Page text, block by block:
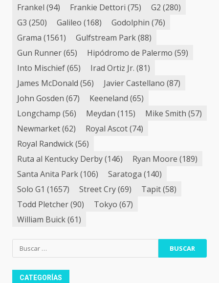
Frankel (94) Frankie Dettori (75) G2 (280)
G3 (250) Galileo (168) Godolphin (76)
Grama (1561) Gulfstream Park(88)
Gun Runner(65) Hipódromo de Palermo (59)
Into Mischief(65) Irad Ortiz Jr. (81)
James McDonald (56) Javier Castellano (87)
John Gosden (67) Keeneland (65)
Longchamp (56) Meydan (115) Mike Smith (57)
Newmarket(62) Royal Ascot(74)
Royal Randwick(56)
Ruta al Kentucky Derby(146) Ryan Moore (189)
Santa Anita Park(106) Saratoga (140)
Solo G1 (1657) Street Cry(69) Tapit(58)
Todd Pletcher(90) Tokyo (67)
William Buick(61)
Buscar:
CATEGORÍAS